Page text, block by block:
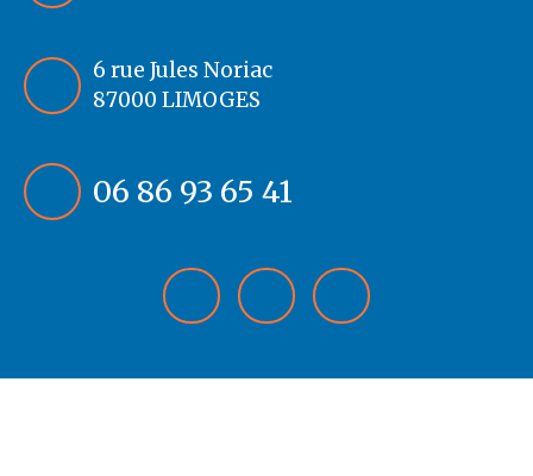
6 rue Jules Noriac
87000 LIMOGES
06 86 93 65 41